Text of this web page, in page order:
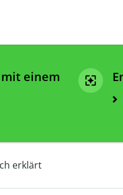
einem
erklärt